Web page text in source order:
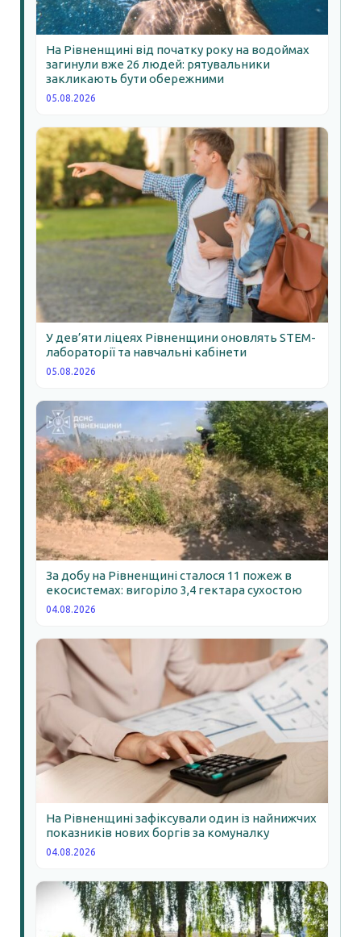
На Рівненщині від початку року на водоймах
загинули вже 26 людей: рятувальники
закликають бути обережними
05.08.2026
У дев’яти ліцеях Рівненщини оновлять STEM-
лабораторії та навчальні кабінети
05.08.2026
За добу на Рівненщині сталося 11 пожеж в
екосистемах: вигоріло 3,4 гектара сухостою
04.08.2026
На Рівненщині зафіксували один із найнижчих
показників нових боргів за комуналку
04.08.2026